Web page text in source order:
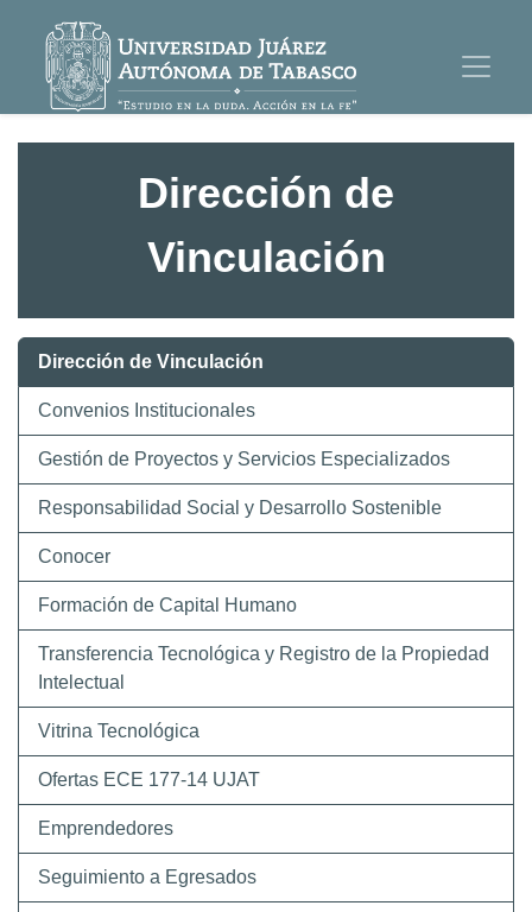
Dirección de
Vinculación
Dirección de Vinculación
Convenios Institucionales
Gestión de Proyectos y Servicios Especializados
Responsabilidad Social y Desarrollo Sostenible
Conocer
Formación de Capital Humano
Transferencia Tecnológica y Registro de la Propiedad
Intelectual
Vitrina Tecnológica
Ofertas ECE 177-14 UJAT
Emprendedores
Seguimiento a Egresados